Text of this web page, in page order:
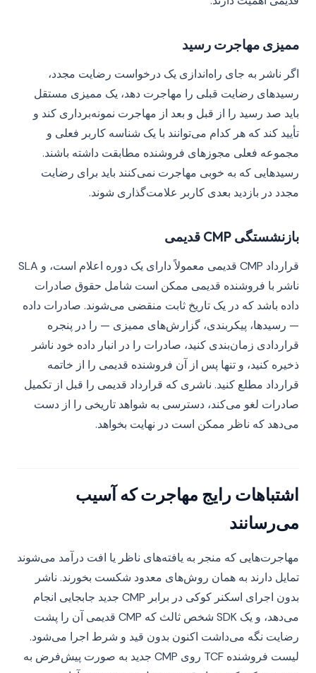
ممیزی مهاجرت رسید
اگر ناشر به جای راه‌اندازی یک درخواست رضایت مجدد،
رسیدهای رضایت قبلی را مهاجرت دهد، یک ممیزی مستقل
باید صد رسید را از قبل و بعد از مهاجرت نمونه‌برداری کند و
تأیید کند که هر کدام می‌توانند با یک شناسه کاربر فعلی و
مجموعه فعلی مجوزهای فروشنده مطابقت داشته باشند.
رسیدهایی که به خوبی مهاجرت نمی‌کنند باید برای رضایت
مجدد در بازدید بعدی کاربر علامت‌گذاری شوند.
بازنشستگی CMP قدیمی
قرارداد CMP قدیمی معمولاً دارای یک دوره اعلام است، و SLA
ناشر با فروشنده قدیمی ممکن است شامل حقوق صادرات
داده باشد که در یک تاریخ ثابت منقضی می‌شوند. صادرات داده
— رسیدها، پیکربندی، گزارش‌های ممیزی — را در پنجره
قراردادی زمان‌بندی کنید، صادرات را در انبار داده خود ناشر
ذخیره کنید، و تنها پس از آن فروشنده قدیمی را از خاتمه
قرارداد مطلع کنید. ناشری که قرارداد قدیمی را قبل از تکمیل
صادرات لغو می‌کند، دسترسی به شواهد تاریخی را از دست
می‌دهد که ناظر ممکن است در نهایت بخواهد.
اشتباهات رایج مهاجرت که آسیب
می‌رسانند
مهاجرت‌هایی که منجر به یافته‌های ناظر یا افت درآمد می‌شوند
تمایل دارند به همان روش‌های معدود شکست بخورند. ناشر
بدون اجرای اسکنر کوکی در برابر CMP جدید جابجایی انجام
می‌دهد، و یک SDK شخص ثالث که CMP قدیمی آن را پشت
رضایت نگه می‌داشت اکنون بدون قید و شرط اجرا می‌شود.
لیست فروشنده TCF روی CMP جدید به صورت پیش‌فرض به